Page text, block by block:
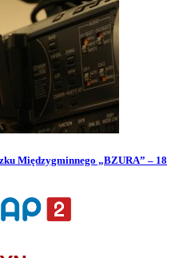
Międzygminnego „BZURA” – 18